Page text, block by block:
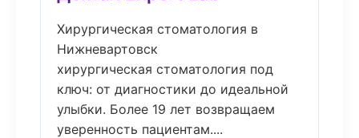
Хирургическая стоматология в
Нижневартовск
хирургическая стоматология под
ключ: от диагностики до идеальной
улыбки. Более 19 лет возвращаем
уверенность пациентам....